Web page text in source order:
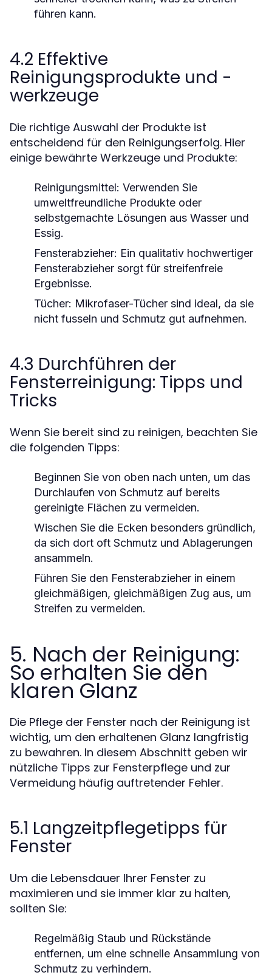
führen kann.
4.2 Effektive
Reinigungsprodukte und -
werkzeuge
Die richtige Auswahl der Produkte ist
entscheidend für den Reinigungserfolg. Hier
einige bewährte Werkzeuge und Produkte:
Reinigungsmittel: Verwenden Sie
umweltfreundliche Produkte oder
selbstgemachte Lösungen aus Wasser und
Essig.
Fensterabzieher: Ein qualitativ hochwertiger
Fensterabzieher sorgt für streifenfreie
Ergebnisse.
Tücher: Mikrofaser-Tücher sind ideal, da sie
nicht fusseln und Schmutz gut aufnehmen.
4.3 Durchführen der
Fensterreinigung: Tipps und
Tricks
Wenn Sie bereit sind zu reinigen, beachten Sie
die folgenden Tipps:
Beginnen Sie von oben nach unten, um das
Durchlaufen von Schmutz auf bereits
gereinigte Flächen zu vermeiden.
Wischen Sie die Ecken besonders gründlich,
da sich dort oft Schmutz und Ablagerungen
ansammeln.
Führen Sie den Fensterabzieher in einem
gleichmäßigen, gleichmäßigen Zug aus, um
Streifen zu vermeiden.
5. Nach der Reinigung:
So erhalten Sie den
klaren Glanz
Die Pflege der Fenster nach der Reinigung ist
wichtig, um den erhaltenen Glanz langfristig
zu bewahren. In diesem Abschnitt geben wir
nützliche Tipps zur Fensterpflege und zur
Vermeidung häufig auftretender Fehler.
5.1 Langzeitpflegetipps für
Fenster
Um die Lebensdauer Ihrer Fenster zu
maximieren und sie immer klar zu halten,
sollten Sie:
Regelmäßig Staub und Rückstände
entfernen, um eine schnelle Ansammlung von
Schmutz zu verhindern.